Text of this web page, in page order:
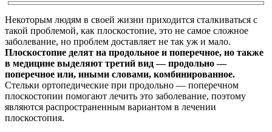
Некоторым людям в своей жизни приходится сталкиваться с
такой проблемой, как плоскостопие, это не самое сложное
заболевание, но проблем доставляет не так уж и мало.
Плоскостопие делят на продольное и поперечное, но также
в медицине выделяют третий вид — продольно —
поперечное или, иными словами, комбинированное.
Стельки ортопедические при продольно — поперечном
плоскостопии помогают лечить это заболевание, поэтому
являются распространенным вариантом в лечении
плоскостопия.